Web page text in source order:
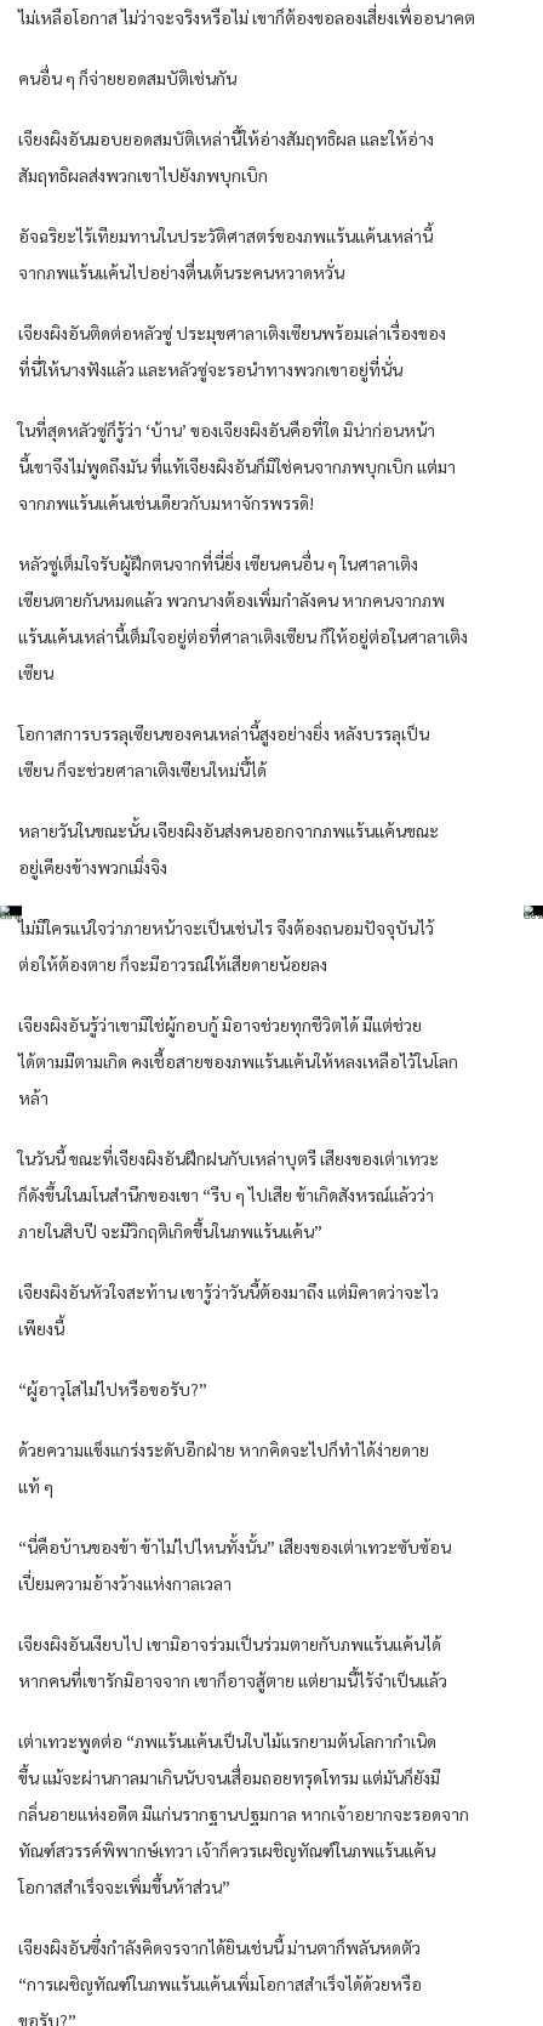
ไม่เหลือโอกาส ไม่ว่าจะจริงหรือไม่ เขาก็ต้องขอลองเสี่ยงเพื่ออนาคต
คนอื่น ๆ ก็จ่ายยอดสมบัติเช่นกัน
เจียงผิงอันมอบยอดสมบัติเหล่านี้ให้อ่างสัมฤทธิผล และให้อ่าง
สัมฤทธิผลส่งพวกเขาไปยังภพบุกเบิก
อัจฉริยะไร้เทียมทานในประวัติศาสตร์ของภพแร้นแค้นเหล่านี้
จากภพแร้นแค้นไปอย่างตื่นเต้นระคนหวาดหวั่น
เจียงผิงอันติดต่อหลัวซู่ ประมุขศาลาเติงเซียนพร้อมเล่าเรื่องของ
ที่นี่ให้นางฟังแล้ว และหลัวซู่จะรอนำทางพวกเขาอยู่ที่นั่น
ในที่สุดหลัวซู่ก็รู้ว่า ‘บ้าน’ ของเจียงผิงอันคือที่ใด มิน่าก่อนหน้า
นี้เขาจึงไม่พูดถึงมัน ที่แท้เจียงผิงอันก็มิใช่คนจากภพบุกเบิก แต่มา
จากภพแร้นแค้นเช่นเดียวกับมหาจักรพรรดิ!
หลัวซู่เต็มใจรับผู้ฝึกตนจากที่นี่ยิ่ง เซียนคนอื่น ๆ ในศาลาเติง
เซียนตายกันหมดแล้ว พวกนางต้องเพิ่มกำลังคน หากคนจากภพ
แร้นแค้นเหล่านี้เต็มใจอยู่ต่อที่ศาลาเติงเซียน ก็ให้อยู่ต่อในศาลาเติง
เซียน
โอกาสการบรรลุเซียนของคนเหล่านี้สูงอย่างยิ่ง หลังบรรลุเป็น
เซียน ก็จะช่วยศาลาเติงเซียนใหม่นี้ได้
หลายวันในขณะนั้น เจียงผิงอันส่งคนออกจากภพแร้นแค้นขณะ
อยู่เคียงข้างพวกเมิ่งจิง
ไม่มีใครแน่ใจว่าภายหน้าจะเป็นเช่นไร จึงต้องถนอมปัจจุบันไว้
ต่อให้ต้องตาย ก็จะมีอาวรณ์ให้เสียดายน้อยลง
เจียงผิงอันรู้ว่าเขามิใช่ผู้กอบกู้ มิอาจช่วยทุกชีวิตได้ มีแต่ช่วย
ได้ตามมีตามเกิด คงเชื้อสายของภพแร้นแค้นให้หลงเหลือไว้ในโลก
หล้า
ในวันนี้ ขณะที่เจียงผิงอันฝึกฝนกับเหล่าบุตรี เสียงของเต่าเทวะ
ก็ดังขึ้นในมโนสำนึกของเขา “รีบ ๆ ไปเสีย ข้าเกิดสังหรณ์แล้วว่า
ภายในสิบปี จะมีวิกฤติเกิดขึ้นในภพแร้นแค้น”
เจียงผิงอันหัวใจสะท้าน เขารู้ว่าวันนี้ต้องมาถึง แต่มิคาดว่าจะไว
เพียงนี้
“ผู้อาวุโสไม่ไปหรือขอรับ?”
ด้วยความแข็งแกร่งระดับอีกฝ่าย หากคิดจะไปก็ทำได้ง่ายดาย
แท้ ๆ
“นี่คือบ้านของข้า ข้าไม่ไปไหนทั้งนั้น” เสียงของเต่าเทวะซับซ้อน
เปี่ยมความอ้างว้างแห่งกาลเวลา
เจียงผิงอันเงียบไป เขามิอาจร่วมเป็นร่วมตายกับภพแร้นแค้นได้
หากคนที่เขารักมิอาจจาก เขาก็อาจสู้ตาย แต่ยามนี้ไร้จำเป็นแล้ว
เต่าเทวะพูดต่อ “ภพแร้นแค้นเป็นใบไม้แรกยามต้นโลกากำเนิด
ขึ้น แม้จะผ่านกาลมาเกินนับจนเสื่อมถอยทรุดโทรม แต่มันก็ยังมี
กลิ่นอายแห่งอดีต มีแก่นรากฐานปฐมกาล หากเจ้าอยากจะรอดจาก
ทัณฑ์สวรรค์พิพากษ์เทวา เจ้าก็ควรเผชิญทัณฑ์ในภพแร้นแค้น
โอกาสสำเร็จจะเพิ่มขึ้นห้าส่วน”
เจียงผิงอันซึ่งกำลังคิดจรจากได้ยินเช่นนี้ ม่านตาก็พลันหดตัว
“การเผชิญทัณฑ์ในภพแร้นแค้นเพิ่มโอกาสสำเร็จได้ด้วยหรือ
ขอรับ?”